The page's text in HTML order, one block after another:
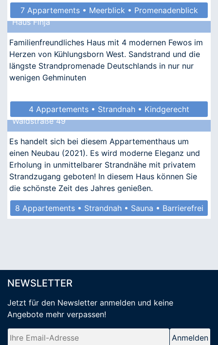
7 Appartements • Meerblick • Promenadenblick
• Kindgerecht • Allergikergeeignet
Haus Finja
Familienfreundliches Haus mit 4 modernen Fewos im
Herzen von Kühlungsborn West. Sandstrand und die
längste Strandpromenade Deutschlands in nur nur
wenigen Gehminuten
4 Appartements • Strandnah • Kindgerecht
Waldstraße 49
Es handelt sich bei diesem Appartementhaus um
einen Neubau (2021). Es wird moderne Eleganz und
Erholung in unmittelbarer Strandnähe mit privatem
Strandzugang geboten! In diesem Haus können Sie
die schönste Zeit des Jahres genießen.
8 Appartements • Strandnah • Sauna • Barrierefrei
NEWSLETTER
Jetzt für den Newsletter anmelden und keine
Angebote mehr verpassen!